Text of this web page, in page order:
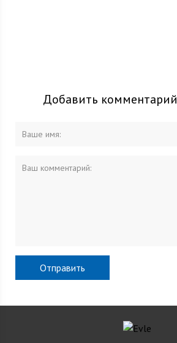
Добавить комментарий